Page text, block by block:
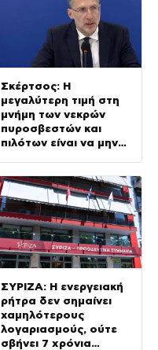
Σκέρτσος: Η
μεγαλύτερη τιμή στη
μνήμη των νεκρών
πυροσβεστών και
πιλότων είναι να μην
πρόληψη
ΣΥΡΙΖΑ: Η ενεργειακή
ρήτρα δεν σημαίνει
χαμηλότερους
λογαριασμούς, ούτε
σβήνει 7 χρόνια